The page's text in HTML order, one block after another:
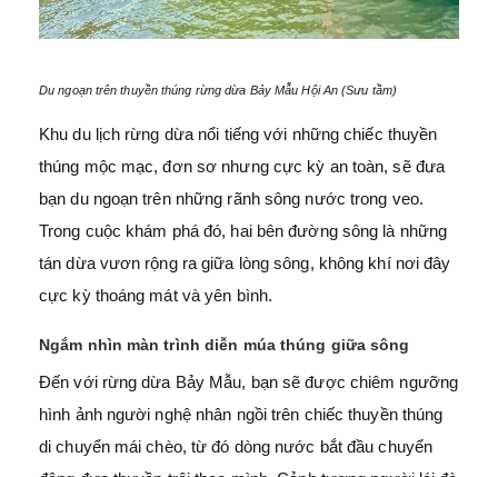
Du ngoạn trên thuyền thúng rừng dừa Bảy Mẫu Hội An (Sưu tầm)
Khu du lịch rừng dừa nổi tiếng với những chiếc thuyền
thúng mộc mạc, đơn sơ nhưng cực kỳ an toàn, sẽ đưa
bạn du ngoạn trên những rãnh sông nước trong veo.
Trong cuộc khám phá đó, hai bên đường sông là những
tán dừa vươn rộng ra giữa lòng sông, không khí nơi đây
cực kỳ thoáng mát và yên bình.
Ngắm nhìn màn trình diễn múa thúng giữa sông
Đến với rừng dừa Bảy Mẫu, bạn sẽ được chiêm ngưỡng
hình ảnh người nghệ nhân ngồi trên chiếc thuyền thúng
di chuyển mái chèo, từ đó dòng nước bắt đầu chuyển